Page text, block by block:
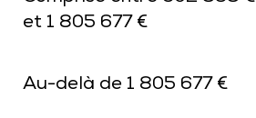
et 1 805 677 €
Au-delà de 1 805 677 €